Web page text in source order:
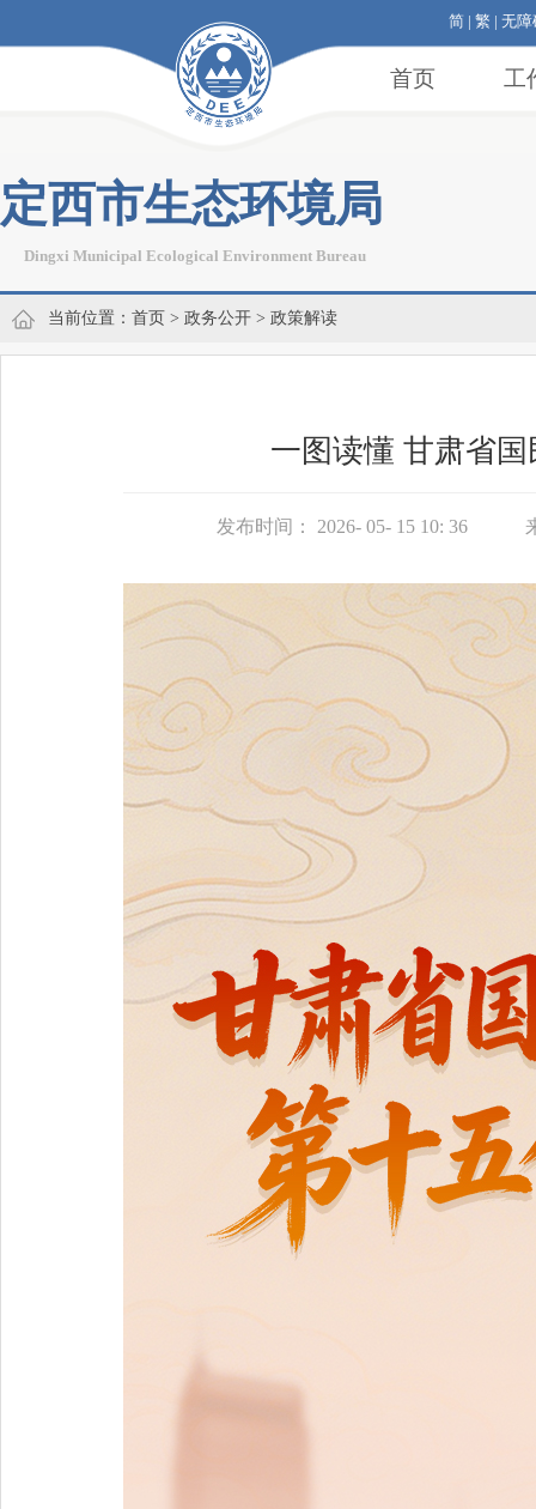
简 | 繁 | 无障
首页 工
定西市生态环境局
Dingxi Municipal Ecological Environment Bureau
当前位置： 首页 > 政务公开 > 政策解读
一图读懂 甘肃省
发布时间： 2026- 05- 15 10: 36